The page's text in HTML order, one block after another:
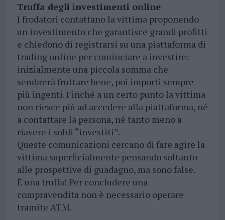
Truffa degli investimenti online
I frodatori contattano la vittima proponendo
un investimento che garantisce grandi profitti
e chiedono di registrarsi su una piattaforma di
trading online per cominciare a investire:
inizialmente una piccola somma che
sembrerà fruttare bene, poi importi sempre
più ingenti. Finché a un certo punto la vittima
non riesce più ad accedere alla piattaforma, né
a contattare la persona, né tanto meno a
riavere i soldi “investiti”.
Queste comunicazioni cercano di fare agire la
vittima superficialmente pensando soltanto
alle prospettive di guadagno, ma sono false.
È una truffa! Per concludere una
compravendita non è necessario operare
tramite ATM.